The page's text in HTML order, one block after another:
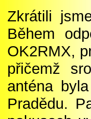
Zkrátili
Během
OK2RMX,
přičemž
anténa
Pradědu.